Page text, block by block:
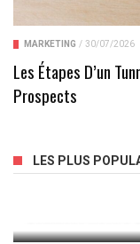
MARKETING / 30/07/2026
Les Étapes D’un
Prospects
LES PLUS